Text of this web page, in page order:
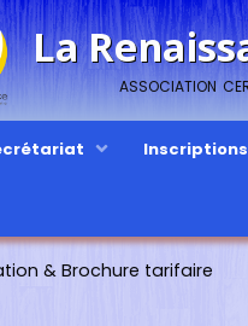
La
association
Inscriptions
& Brochure tarifaire